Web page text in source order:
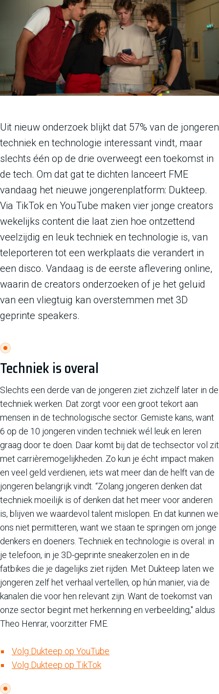
Uit nieuw onderzoek blijkt dat 57% van de jongeren
techniek en technologie interessant vindt, maar
slechts één op de drie overweegt een toekomst in
de tech. Om dat gat te dichten lanceert FME
vandaag het nieuwe jongerenplatform: Dukteep.
Via TikTok en YouTube maken vier jonge creators
wekelijks content die laat zien hoe ontzettend
veelzijdig en leuk techniek en technologie is, van
teleporteren tot een werkplaats die verandert in
een disco. Vandaag is de eerste aflevering online,
waarin de creators onderzoeken of je het geluid
van een vliegtuig kan overstemmen met 3D
geprinte speakers.
Techniek is overal
Slechts een derde van de jongeren ziet zichzelf later in de
techniek werken. Dat zorgt voor een groot tekort aan
mensen in de technologische sector. Gemiste kans, want
6 op de 10 jongeren vinden techniek wél leuk en leren
graag door te doen. Daar komt bij dat de techsector vol zit
met carrièremogelijkheden. Zo kun je écht impact maken
en veel geld verdienen, iets wat meer dan de helft van de
jongeren belangrijk vindt. “Zolang jongeren denken dat
techniek moeilijk is of denken dat het meer voor anderen
is, blijven we waardevol talent mislopen. En dat kunnen we
ons niet permitteren, want we staan te springen om jonge
denkers en doeners. Techniek en technologie is overal: in
je telefoon, in je 3D-geprinte sneakerzolen en in de
fatbikes die je dagelijks ziet rijden. Met Dukteep laten we
jongeren zelf het verhaal vertellen, op hún manier, via de
kanalen die voor hen relevant zijn. Want de toekomst van
onze sector begint met herkenning en verbeelding," aldus
Theo Henrar, voorzitter FME.
Volg Dukteep op YouTube
Volg Dukteep op TikTok